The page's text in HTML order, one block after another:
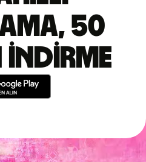
50
indirme